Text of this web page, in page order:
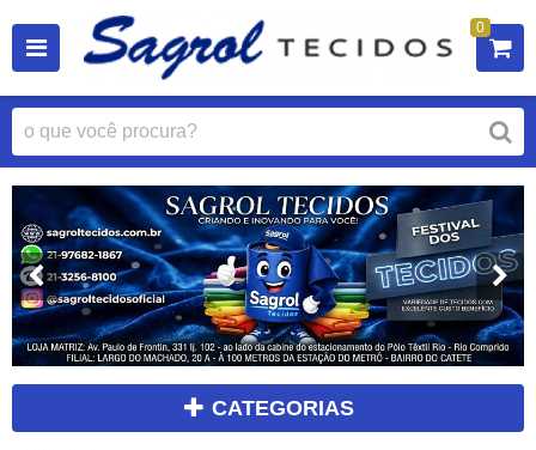
0
CATEGORIAS